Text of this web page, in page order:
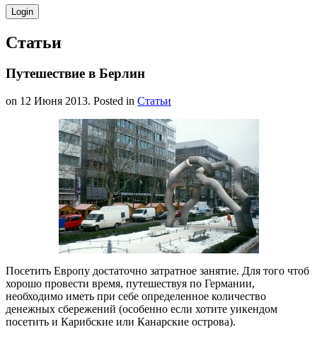
Статьи
Путешествие в Берлин
on 12 Июня 2013. Posted in Статьи
Посетить Европу достаточно затратное занятие. Для того чтоб
хорошо провести время, путешествуя по Германии,
необходимо иметь при себе определенное количество
денежных сбережений (особенно если хотите уикендом
посетить и Карибские или Канарские острова).